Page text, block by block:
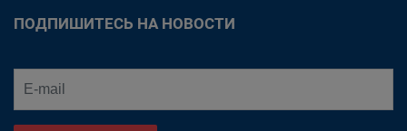
ПОДПИШИТЕСЬ НА НОВОСТИ